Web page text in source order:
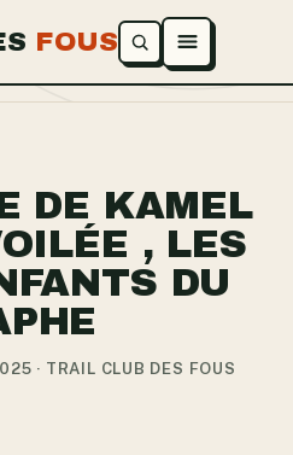
FOUS Ouvrir le menu
DE KAMEL
, LES
DU
· TRAIL CLUB DES FOUS